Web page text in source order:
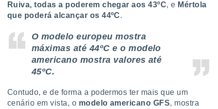
dos
de
de dados
e melhorar
Ruiva, todas a poderem chegar aos 43ºC, e Mértola
que poderá alcançar os 44ºC.
O modelo europeu mostra
máximas até 44ºC e o modelo
americano mostra valores até
45ºC.
Contudo, e de forma a podermos ter mais que um
cenário em vista, o modelo americano GFS, mostra